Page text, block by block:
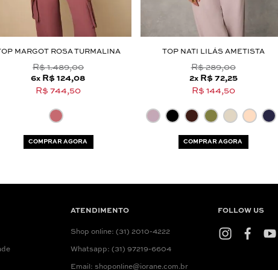
MARGOT ROSA TURMALINA
R$ 1.489,00
6x R$ 124,08
R$ 744,50
COMPRAR AGORA
TOP NATI LILÁS AMETISTA
R$ 289,00
2x R$ 72,25
R$ 144,50
COMPRAR AGORA
ATENDIMENTO
Shop online: (31) 2010-4222
Whatsapp: (31) 97219-6604
Email: shoponline@iorane.com.br
FOLLOW US